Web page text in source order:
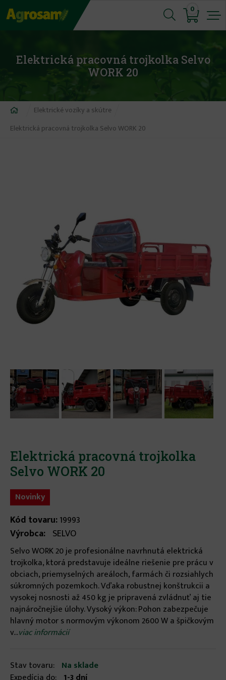
Jump
to
0
Elektrická pracovná trojkolka Selvo
WORK 20
Nachádzate
sa
Elektrické vozíky a skútre
Elektrická pracovná trojkolka Selvo WORK 20
Elektrická pracovná trojkolka
Selvo WORK 20
Novinky
Kód tovaru:19993
Výrobca: SELVO
Selvo WORK 20 je profesionálne navrhnutá elektrická
trojkolka, ktorá predstavuje ideálne riešenie pre prácu v
obciach, priemyselných areáloch, farmách či rozsiahlych
súkromných pozemkoch. Vďaka robustnej konštrukcii a
vysokej nosnosti až 450 kg je pripravená zvládnuť aj tie
najnáročnejšie úlohy. Vysoký výkon: Pohon zabezpečuje
hlavný motor s normovým výkonom 2600 W a špičkovým
v...viac informácií
Stav tovaru: Na sklade